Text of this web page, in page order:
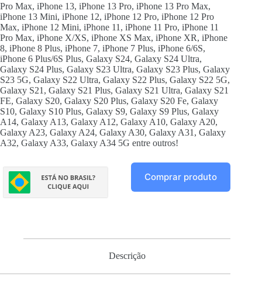
Pro Max, iPhone 13, iPhone 13 Pro, iPhone 13 Pro Max,
iPhone 13 Mini, iPhone 12, iPhone 12 Pro, iPhone 12 Pro
Max, iPhone 12 Mini, iPhone 11, iPhone 11 Pro, iPhone 11
Pro Max, iPhone X/XS, iPhone XS Max, iPhone XR, iPhone
8, iPhone 8 Plus, iPhone 7, iPhone 7 Plus, iPhone 6/6S,
iPhone 6 Plus/6S Plus, Galaxy S24, Galaxy S24 Ultra,
Galaxy S24 Plus, Galaxy S23 Ultra, Galaxy S23 Plus, Galaxy
S23 5G, Galaxy S22 Ultra, Galaxy S22 Plus, Galaxy S22 5G,
Galaxy S21, Galaxy S21 Plus, Galaxy S21 Ultra, Galaxy S21
FE, Galaxy S20, Galaxy S20 Plus, Galaxy S20 Fe, Galaxy
S10, Galaxy S10 Plus, Galaxy S9, Galaxy S9 Plus, Galaxy
A14, Galaxy A13, Galaxy A12, Galaxy A10, Galaxy A20,
Galaxy A23, Galaxy A24, Galaxy A30, Galaxy A31, Galaxy
A32, Galaxy A33, Galaxy A34 5G entre outros!
Comprar produto
Descrição